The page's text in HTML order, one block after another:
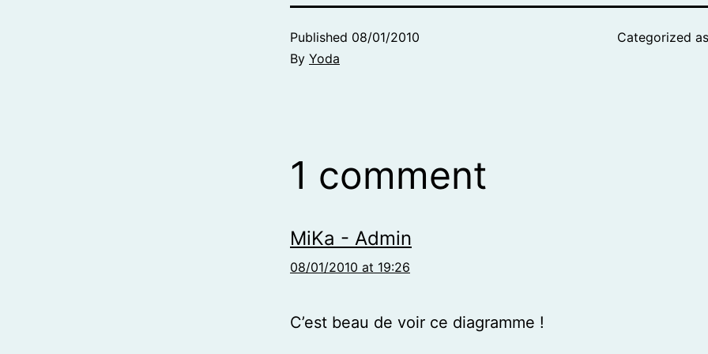
Published 08/01/2010
By Yoda
Categorized as
1 comment
MiKa - Admin
08/01/2010 at 19:26
C’est beau de voir ce diagramme !